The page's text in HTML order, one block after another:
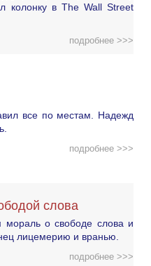
колонку в The Wall Street
подробнее >>>
все по местам. Надежд
подробнее >>>
слова
мораль о свободе слова и
лицемерию и вранью.
подробнее >>>